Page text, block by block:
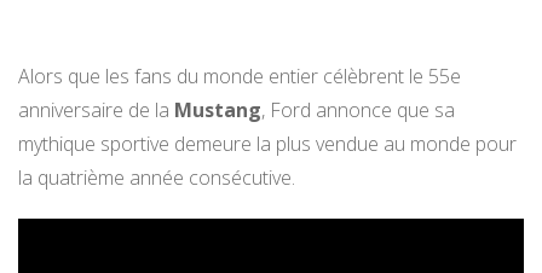
Alors que les fans du monde entier célèbrent le 55e
anniversaire de la Mustang, Ford annonce que sa
mythique sportive demeure la plus vendue au monde pour
la quatrième année consécutive.